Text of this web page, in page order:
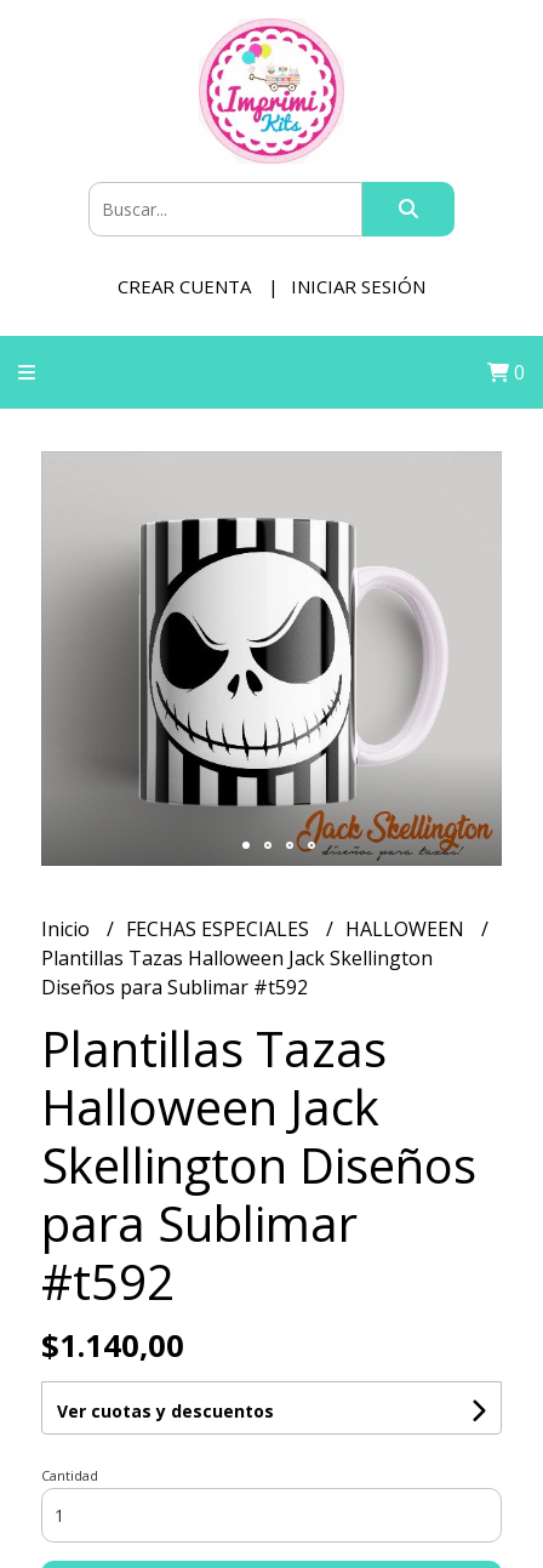
CREAR CUENTA INICIAR SESIÓN
0
Inicio FECHAS ESPECIALES
HALLOWEEN
Plantillas Tazas Halloween Jack Skellington
Diseños para Sublimar #t592
Plantillas Tazas
Halloween Jack
Skellington Diseños
para Sublimar
#t592
$1.140,00
Ver cuotas y descuentos
Cantidad